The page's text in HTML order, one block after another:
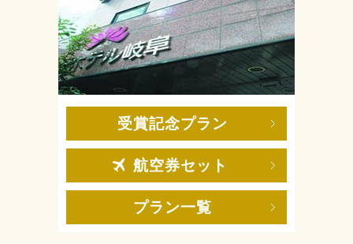
受賞記念プラン
航空券セット
プラン一覧